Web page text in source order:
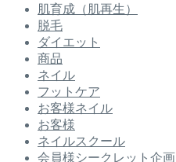
肌育成（肌再生）
脱毛
ダイエット
商品
ネイル
フットケア
お客様ネイル
お客様
ネイルスクール
会員様シークレット企画